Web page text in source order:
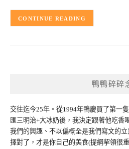
CONTINUE READING
鴨鴨碎碎
交往迄今25年。從1994年鴨慶買了第一
匯三明治+大冰奶後，我決定跟著他吃香
我們的興趣、不以偏概全是我們寫文的
擇對了，才是你自己的美食(提綱挈領很